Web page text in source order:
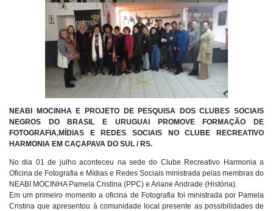
NEABI MOCINHA E PROJETO DE PESQUISA DOS CLUBES SOCIAIS
NEGROS DO BRASIL E URUGUAI PROMOVE FORMAÇÃO DE
FOTOGRAFIA,MÍDIAS E REDES SOCIAIS NO CLUBE RECREATIVO
HARMONIA EM CAÇAPAVA DO SUL / RS.
No dia 01 de julho aconteceu na sede do Clube Recreativo Harmonia a
Oficina de Fotografia e Mídias e Redes Sociais ministrada pelas membras do
NEABI MOCINHA Pamela Cristina (PPC) e Ariane Andrade (História).
Em um primeiro momento a oficina de Fotografia foi ministrada por Pamela
Cristina que apresentou à comunidade local presente as possibilidades de